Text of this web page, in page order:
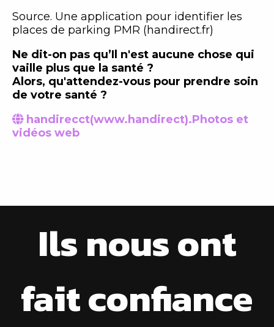
Source. Une application pour identifier les
places de parking PMR (handirect.fr)
Ne dit-on pas qu’Il n'est aucune chose qui
vaille plus que la santé ?
Alors, qu'attendez-vous pour prendre soin
de votre santé ?
handirecct(www.handirect).Photos et
vidéos web
Ils nous ont
fait confiance